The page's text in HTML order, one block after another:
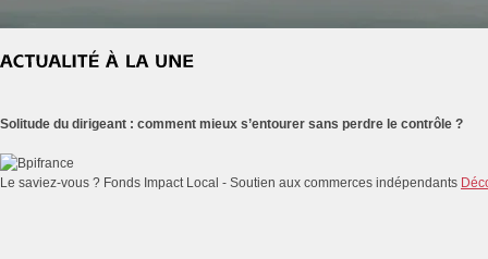
Solitude du dirigeant : comment mieux s’entourer sans perdre le contrôle ?
Le saviez-vous ? Fonds Impact Local - Soutien aux commerces indépendants